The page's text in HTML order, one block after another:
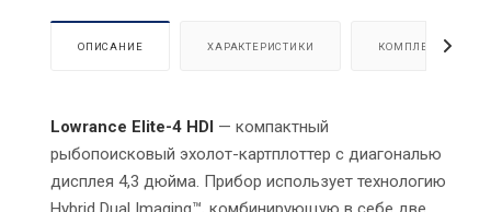
ОПИСАНИЕ ХАРАКТЕРИСТИКИ КОМПЛЕКТАЦИЯ
Lowrance Elite-4 HDI — компактный
рыбопоисковый эхолот-картплоттер с диагональю
дисплея 4,3 дюйма. Прибор использует технологию